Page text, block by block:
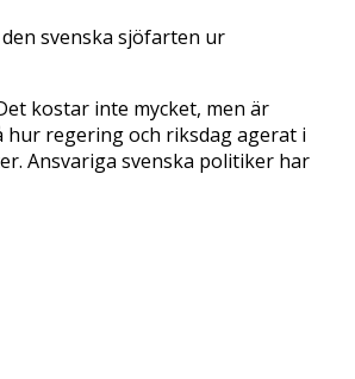
svenska sjöfarten ur
kostar inte mycket, men är
hur regering och riksdag agerat i
Ansvariga svenska politiker har